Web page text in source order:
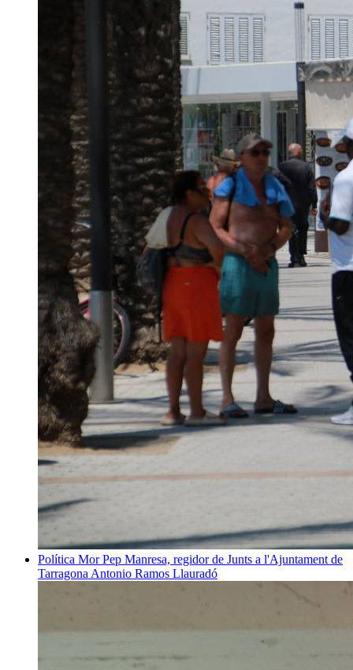
Política Mor Pep Manresa, regidor de Junts a l'Ajuntament de
Tarragona Antonio Ramos Llauradó